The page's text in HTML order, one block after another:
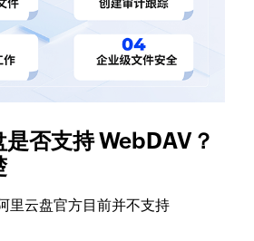
否支持 WebDAV？
里云盘官方目前并不支持